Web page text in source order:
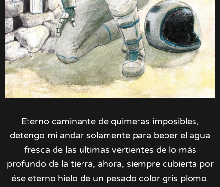
Eterno caminante de quimeras imposibles,
detengo mi andar solamente para beber el agua
fresca de las últimas vertientes de lo más
profundo de la tierra, ahora, siempre cubierta por
ése eterno hielo de un pesado color gris plomo.